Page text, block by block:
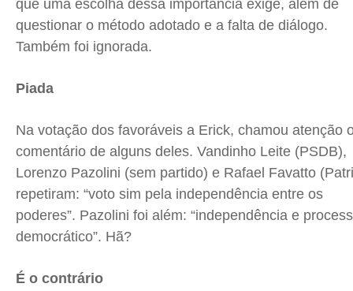
que uma escolha dessa importância exige, além de
questionar o método adotado e a falta de diálogo.
Também foi ignorada.
Piada
Na votação dos favoráveis a Erick, chamou atenção
comentário de alguns deles. Vandinho Leite (PSDB),
Lorenzo Pazolini (sem partido) e Rafael Favatto
repetiram: “voto sim pela independência entre os
poderes”. Pazolini foi além: “independência e
democrático”. Hã?
É o contrário